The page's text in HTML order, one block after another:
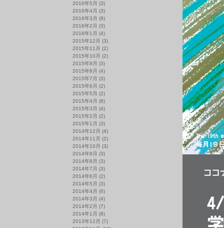
2016年5月 (3)
2016年4月 (3)
2016年3月 (8)
2016年2月 (3)
2016年1月 (4)
2015年12月 (3)
2015年11月 (2)
2015年10月 (2)
2015年9月 (3)
2015年8月 (4)
2015年7月 (3)
2015年6月 (2)
2015年5月 (2)
2015年4月 (8)
2015年3月 (4)
2015年2月 (2)
2015年1月 (3)
2014年12月 (4)
2014年11月 (2)
2014年10月 (3)
2014年9月 (3)
2014年8月 (3)
2014年7月 (3)
2014年6月 (2)
2014年5月 (3)
2014年4月 (6)
2014年3月 (4)
2014年2月 (7)
2014年1月 (8)
2013年12月 (7)